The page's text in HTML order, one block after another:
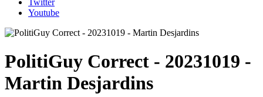
Twitter
Youtube
PolitiGuy Correct - 20231019 -
Martin Desjardins